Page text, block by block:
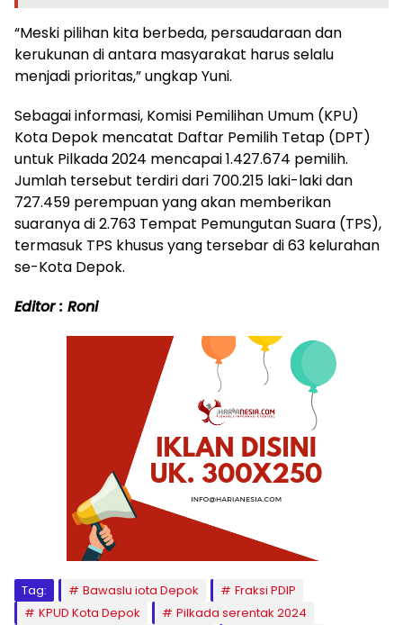
“Meski pilihan kita berbeda, persaudaraan dan
kerukunan di antara masyarakat harus selalu
menjadi prioritas,” ungkap Yuni.
Sebagai informasi, Komisi Pemilihan Umum (KPU)
Kota Depok mencatat Daftar Pemilih Tetap (DPT)
untuk Pilkada 2024 mencapai 1.427.674 pemilih.
Jumlah tersebut terdiri dari 700.215 laki-laki dan
727.459 perempuan yang akan memberikan
suaranya di 2.763 Tempat Pemungutan Suara (TPS),
termasuk TPS khusus yang tersebar di 63 kelurahan
se-Kota Depok.
Editor : Roni
Tag: Bawaslu iota Depok
Fraksi PDIP
KPUD Kota Depok
Pilkada serentak 2024